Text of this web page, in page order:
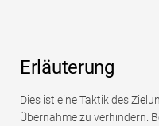
Erläuterung
Dies ist eine Taktik des
Übernahme zu verhindern.